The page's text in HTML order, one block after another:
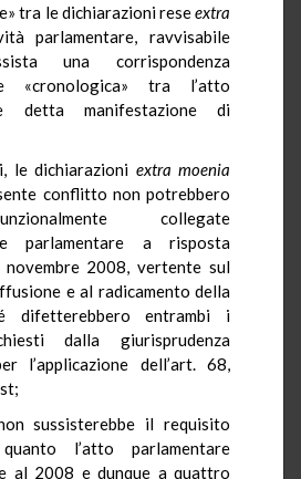
tra le dichiarazioni reseextra
parlamentare, ravvisabile
una corrispondenza
«cronologica» tra l’atto
detta manifestazione di
le dichiarazioni extra moenia
conflitto non potrebbero
collegate
parlamentare a risposta
novembre 2008, vertente sul
e al radicamento della
difetterebbero entrambi i
dalla giurisprudenza
l’applicazione dell’art. 68,
sussisterebbe il requisito
l’atto parlamentare
al 2008 e dunque a quattro